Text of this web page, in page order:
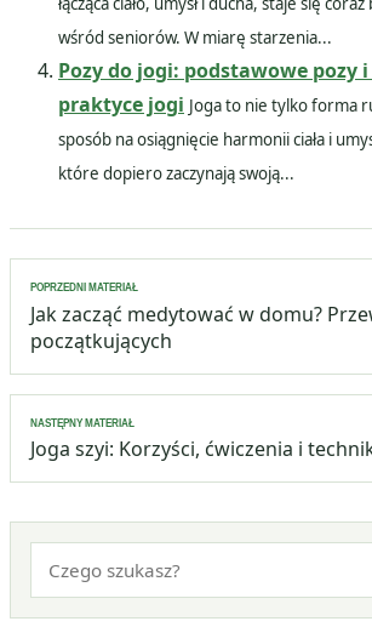
wśród seniorów. W miarę starzenia...
Pozy do jogi: podstawowe pozy
praktyce jogi Joga to nie tylko forma
sposób na osiągnięcie harmonii ciała i
które dopiero zaczynają swoją...
Nawigacja
wpisu
POPRZEDNI MATERIAŁ
Jak zacząć medytować w domu?
początkujących
NASTĘPNY MATERIAŁ
Joga szyi: Korzyści, ćwiczenia i